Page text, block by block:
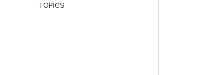
TOPICS